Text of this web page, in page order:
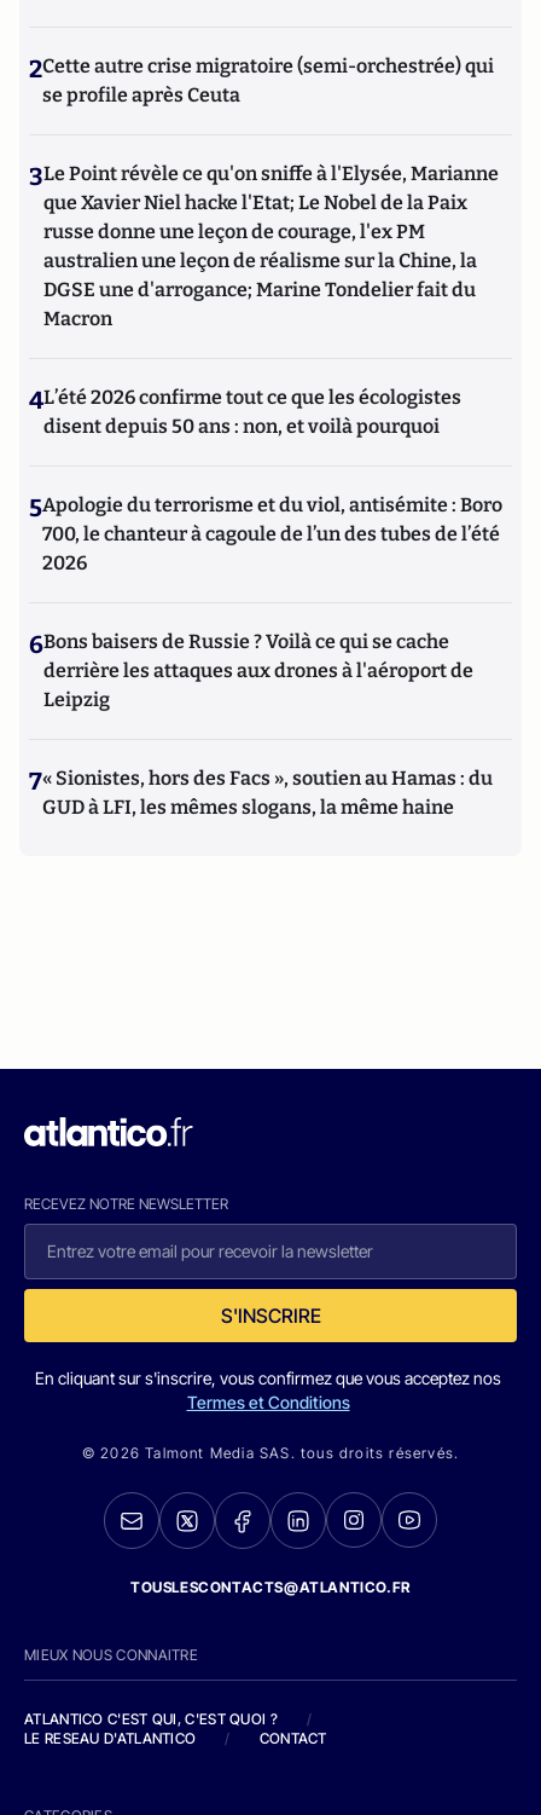
2Cette autre crise migratoire (semi-orchestrée) qui
se profile après Ceuta
3Le Point révèle ce qu'on sniffe à l'Elysée, Marianne
que Xavier Niel hacke l'Etat; Le Nobel de la Paix
russe donne une leçon de courage, l'ex PM
australien une leçon de réalisme sur la Chine, la
DGSE une d'arrogance; Marine Tondelier fait du
Macron
4L’été 2026 confirme tout ce que les écologistes
disent depuis 50 ans : non, et voilà pourquoi
5Apologie du terrorisme et du viol, antisémite : Boro
700, le chanteur à cagoule de l’un des tubes de l’été
2026
6Bons baisers de Russie ? Voilà ce qui se cache
derrière les attaques aux drones à l'aéroport de
Leipzig
7« Sionistes, hors des Facs », soutien au Hamas : du
GUD à LFI, les mêmes slogans, la même haine
RECEVEZ NOTRE NEWSLETTER
S'INSCRIRE
En cliquant sur s'inscrire, vous confirmez que vous acceptez nos
Termes et Conditions
© 2026 Talmont Media SAS. tous droits réservés.
TOUSLESCONTACTS@ATLANTICO.FR
MIEUX NOUS CONNAITRE
ATLANTICO C'EST QUI, C'EST QUOI ?
/
LE RESEAU D'ATLANTICO
/ CONTACT